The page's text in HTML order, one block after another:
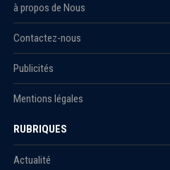
à propos de Nous
Contactez-nous
Publicités
Mentions légales
RUBRIQUES
Actualité